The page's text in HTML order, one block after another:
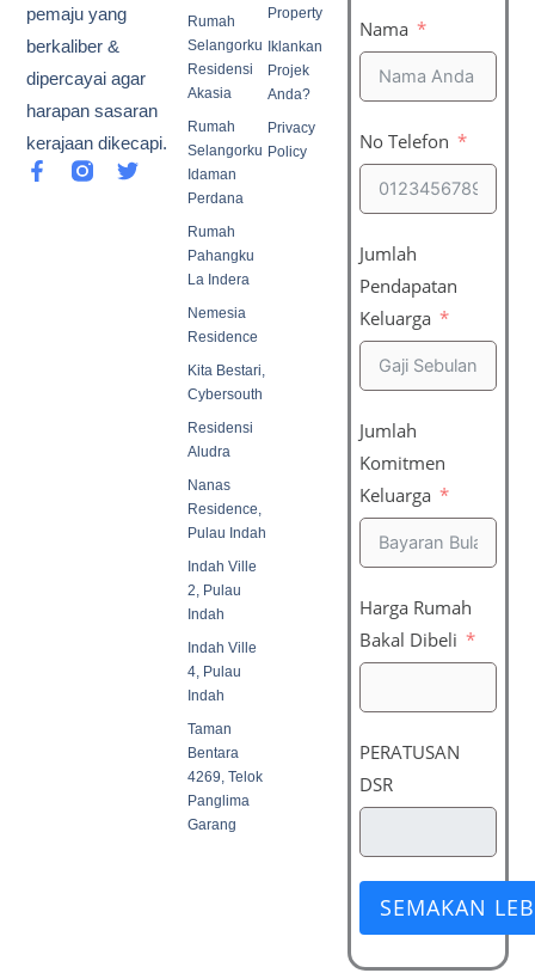
pemaju yang
berkaliber &
dipercayai agar
harapan sasaran
kerajaan dikecapi.
F
a
T
Property
Iklankan
Projek
Anda?
Privacy
Policy
Rumah
Selangorku
Residensi
Akasia
Rumah
Selangorku
Idaman
Perdana
Rumah
Pahangku
La Indera
Nemesia
Residence
Kita Bestari,
Cybersouth
Residensi
Aludra
Nanas
Residence,
Pulau Indah
Indah Ville
2, Pulau
Indah
Indah Ville
4, Pulau
Indah
Taman
Bentara
4269, Telok
Panglima
Garang
Nama
No Telefon
Jumlah
Pendapatan
Keluarga
Jumlah
Komitmen
Keluarga
Harga Rumah
Bakal Dibeli
PERATUSAN
DSR
SEMAKAN